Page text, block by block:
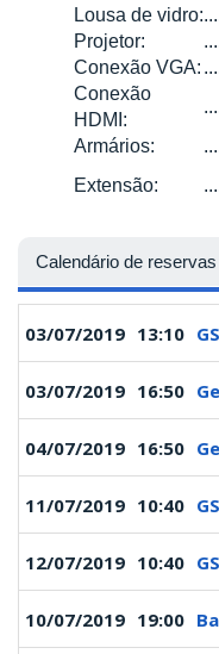
Lousa de vidro:
Projetor:
Conexão VGA:
Conexão
HDMI:
Armários:
Extensão:
Calendário de reservas
03/07/2019 13:10
03/07/2019 16:50
04/07/2019 16:50
11/07/2019 10:40
12/07/2019 10:40
10/07/2019 19:00